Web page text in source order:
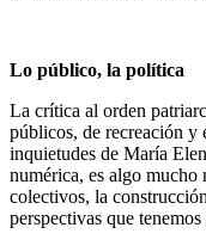
Lo público, la política
La crítica al orden
públicos, de recreación y
inquietudes de María
numérica, es algo mucho
colectivos, la
perspectivas que